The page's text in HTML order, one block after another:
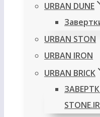
URBAN DUNE
URBAN STON
URBAN IRON
URBAN BRICK